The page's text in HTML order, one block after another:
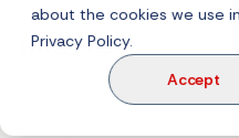
about the cookies we use
Privacy Policy.
Accept